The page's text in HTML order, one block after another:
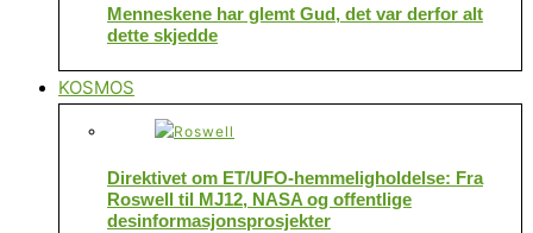
Menneskene har glemt Gud, det var derfor alt
dette skjedde
KOSMOS
Direktivet om ET/UFO-hemmeligholdelse: Fra
Roswell til MJ12, NASA og offentlige
desinformasjonsprosjekter